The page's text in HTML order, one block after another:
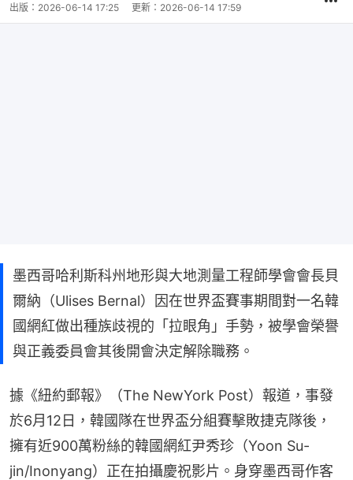
出版： 2026-06-14 17:25 更新： 2026-06-14 17:59
墨西哥哈利斯科州地形與大地測量工程師學會會長貝
爾納（Ulises Bernal）因在世界盃賽事期間對一名韓
國網紅做出種族歧視的「拉眼角」手勢，被學會榮譽
與正義委員會其後開會決定解除職務。
據《紐約郵報》（The NewYork Post）報道，事發
於6月12日，韓國隊在世界盃分組賽擊敗捷克隊後，
擁有近900萬粉絲的韓國網紅尹秀珍（Yoon Su-
jin/Inonyang）正在拍攝慶祝影片。身穿墨西哥作客